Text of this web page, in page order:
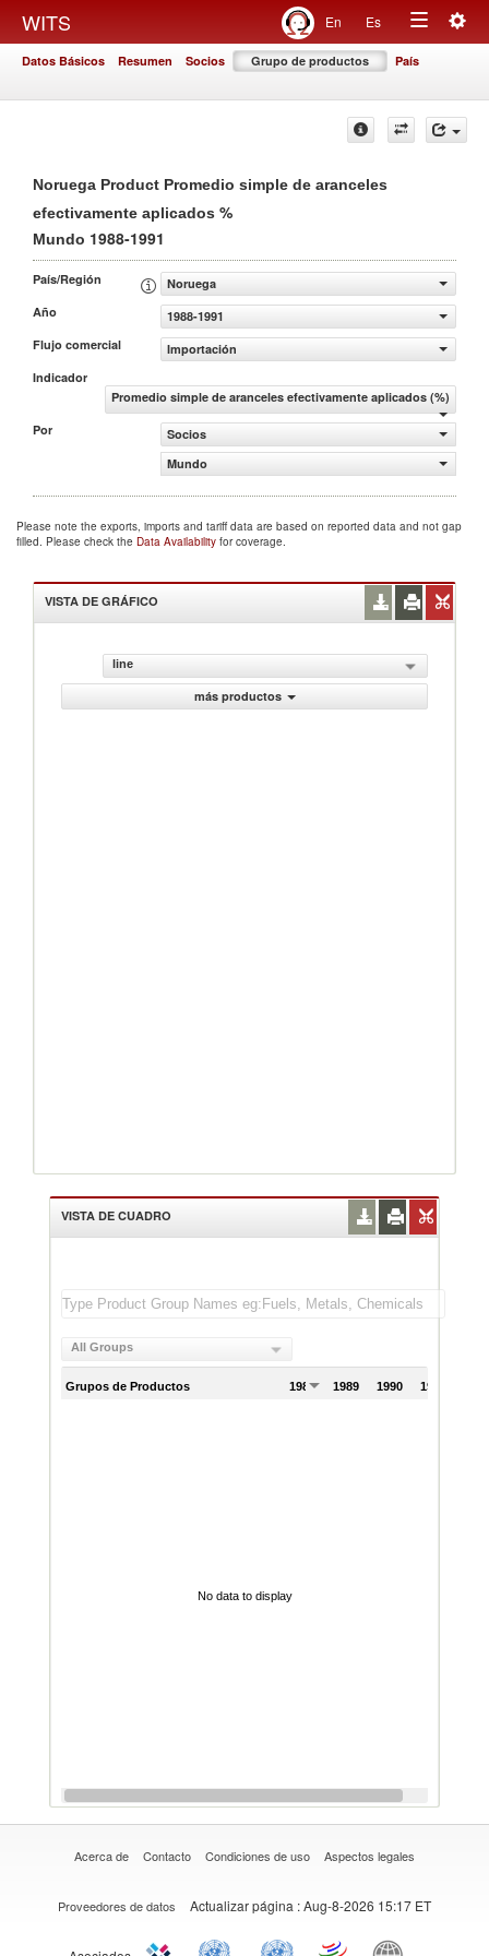
WITS En Es
Toggle
Datos Básicos Resumen Socios Grupo de productos País
Noruega Product Promedio simple de aranceles
efectivamente aplicados %
Mundo 1988-1991
País/Región
Noruega
Año
1988-1991
Flujo comercial
Importación
Indicador
Promedio simple de aranceles efectivamente aplicados (%)
Por
Socios
Mundo
Please note the exports, imports and tariff data are based on reported data and not gap
filled. Please check the Data Availability for coverage.
VISTA DE GRÁFICO
line
más productos
VISTA DE CUADRO
All Groups
Grupos de Productos 1988 1989 1990 1991
No data to display
Acerca de Contacto Condiciones de uso Aspectos legales
Proveedores de datos Actualizar página : Aug-8-2026 15:17 ET